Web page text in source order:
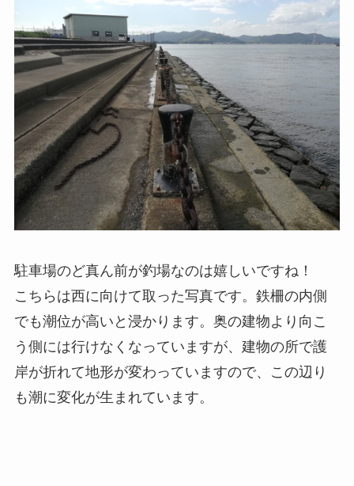
駐車場のど真ん前が釣場なのは嬉しいですね！
こちらは西に向けて取った写真です。鉄柵の内側
でも潮位が高いと浸かります。奥の建物より向こ
う側には行けなくなっていますが、建物の所で護
岸が折れて地形が変わっていますので、この辺り
も潮に変化が生まれています。